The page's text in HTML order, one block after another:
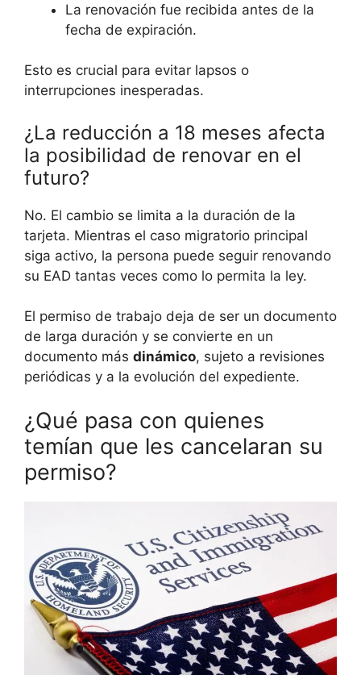
La renovación fue recibida antes de la
fecha de expiración.
Esto es crucial para evitar lapsos o
interrupciones inesperadas.
¿La reducción a 18 meses afecta
la posibilidad de renovar en el
futuro?
No. El cambio se limita a la duración de la
tarjeta. Mientras el caso migratorio principal
siga activo, la persona puede seguir renovando
su EAD tantas veces como lo permita la ley.
El permiso de trabajo deja de ser un documento
de larga duración y se convierte en un
documento más dinámico, sujeto a revisiones
periódicas y a la evolución del expediente.
¿Qué pasa con quienes
temían que les cancelaran su
permiso?